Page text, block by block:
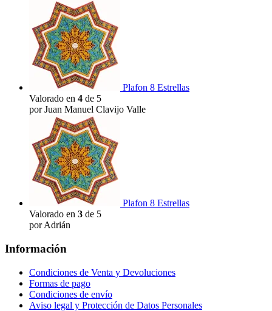
Plafon 8 Estrellas
Valorado en 4 de 5
por Juan Manuel Clavijo Valle
Plafon 8 Estrellas
Valorado en 3 de 5
por Adrián
Información
Condiciones de Venta y Devoluciones
Formas de pago
Condiciones de envío
Aviso legal y Protección de Datos Personales